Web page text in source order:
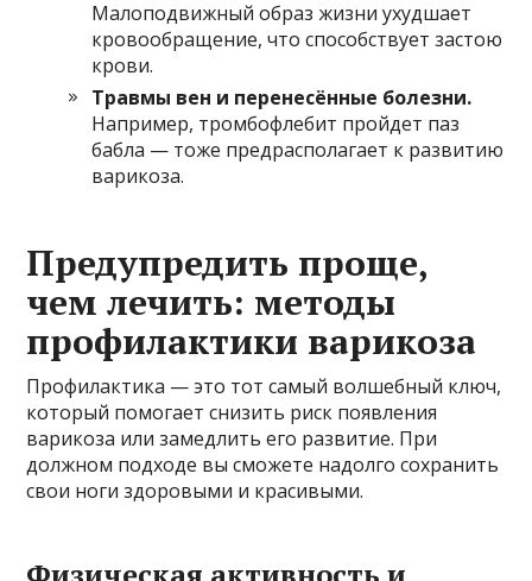
Малоподвижный образ жизни ухудшает
кровообращение, что способствует застою
крови.
Травмы вен и перенесённые болезни.
Например, тромбофлебит пройдет паз
бабла — тоже предрасполагает к развитию
варикоза.
Предупредить проще,
чем лечить: методы
профилактики варикоза
Профилактика — это тот самый волшебный ключ,
который помогает снизить риск появления
варикоза или замедлить его развитие. При
должном подходе вы сможете надолго сохранить
свои ноги здоровыми и красивыми.